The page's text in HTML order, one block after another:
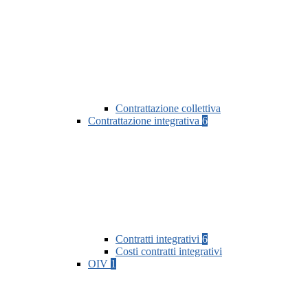
Contrattazione collettiva
Contrattazione integrativa 6
Contratti integrativi 6
Costi contratti integrativi
OIV 1